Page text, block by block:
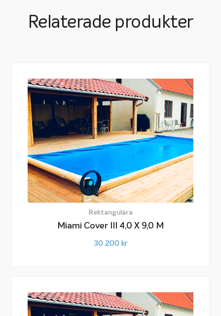
Relaterade produkter
Rektangulära
Miami Cover III 4,0 X 9,0 M
30 200 kr